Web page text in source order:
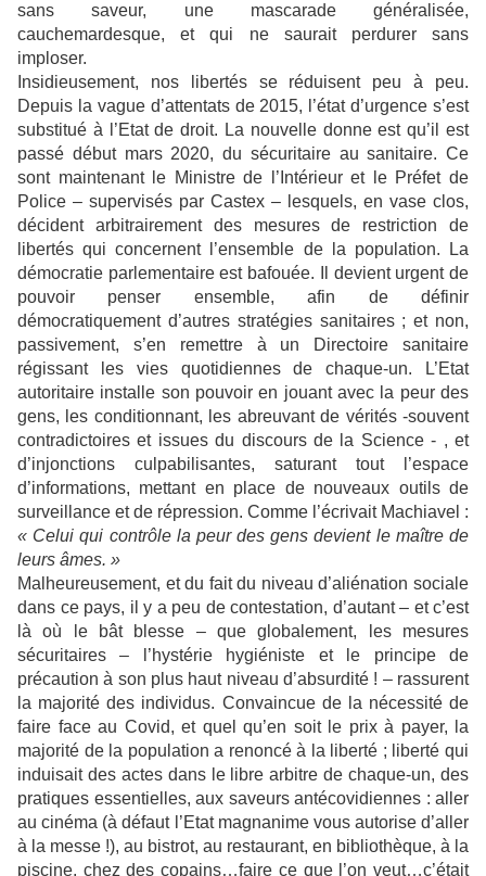
sans saveur, une mascarade généralisée,
cauchemardesque, et qui ne saurait perdurer sans
imploser.
Insidieusement, nos libertés se réduisent peu à peu.
Depuis la vague d’attentats de 2015, l’état d’urgence s’est
substitué à l’Etat de droit. La nouvelle donne est qu’il est
passé début mars 2020, du sécuritaire au sanitaire. Ce
sont maintenant le Ministre de l’Intérieur et le Préfet de
Police – supervisés par Castex – lesquels, en vase clos,
décident arbitrairement des mesures de restriction de
libertés qui concernent l’ensemble de la population. La
démocratie parlementaire est bafouée. Il devient urgent de
pouvoir penser ensemble, afin de définir
démocratiquement d’autres stratégies sanitaires ; et non,
passivement, s’en remettre à un Directoire sanitaire
régissant les vies quotidiennes de chaque-un. L’Etat
autoritaire installe son pouvoir en jouant avec la peur des
gens, les conditionnant, les abreuvant de vérités -souvent
contradictoires et issues du discours de la Science - , et
d’injonctions culpabilisantes, saturant tout l’espace
d’informations, mettant en place de nouveaux outils de
surveillance et de répression. Comme l’écrivait Machiavel :
« Celui qui contrôle la peur des gens devient le maître de
leurs âmes. »
Malheureusement, et du fait du niveau d’aliénation sociale
dans ce pays, il y a peu de contestation, d’autant – et c’est
là où le bât blesse – que globalement, les mesures
sécuritaires – l’hystérie hygiéniste et le principe de
précaution à son plus haut niveau d’absurdité ! – rassurent
la majorité des individus. Convaincue de la nécessité de
faire face au Covid, et quel qu’en soit le prix à payer, la
majorité de la population a renoncé à la liberté ; liberté qui
induisait des actes dans le libre arbitre de chaque-un, des
pratiques essentielles, aux saveurs antécovidiennes : aller
au cinéma (à défaut l’Etat magnanime vous autorise d’aller
à la messe !), au bistrot, au restaurant, en bibliothèque, à la
piscine, chez des copains…faire ce que l’on veut…c’était